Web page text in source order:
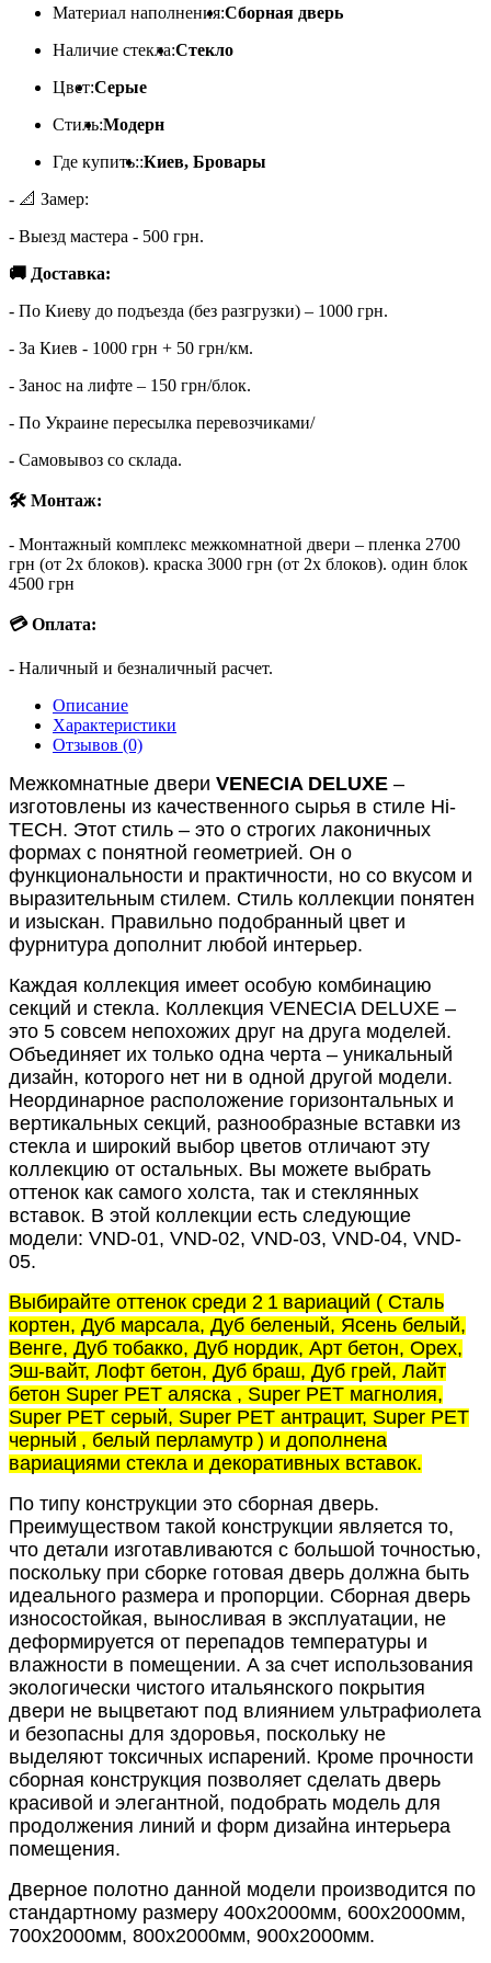
Материал наполнения:Сборная дверь
Наличие стекла:Стекло
Цвет:Серые
Стиль:Модерн
Где купить::Киев, Бровары
- 📐 Замер:
- Выезд мастера - 500 грн.
🚚 Доставка:
- По Киеву до подъезда (без разгрузки) – 1000 грн.
- За Киев - 1000 грн + 50 грн/км.
- Занос на лифте – 150 грн/блок.
- По Украине пересылка перевозчиками/
- Самовывоз со склада.
🛠 Монтаж:
- Монтажный комплекс межкомнатной двери – пленка 2700
грн (от 2х блоков). краска 3000 грн (от 2х блоков). один блок
4500 грн
💳 Оплата:
- Наличный и безналичный расчет.
Описание
Характеристики
Отзывов (0)
Межкомнатные двери VENECIA DELUXE –
изготовлены из качественного сырья в стиле Hi-
TECH. Этот стиль – это о строгих лаконичных
формах с понятной геометрией. Он о
функциональности и практичности, но со вкусом и
выразительным стилем. Стиль коллекции понятен
и изыскан. Правильно подобранный цвет и
фурнитура дополнит любой интерьер.
Каждая коллекция имеет особую комбинацию
секций и стекла. Коллекция VENECIA DELUXE –
это 5 совсем непохожих друг на друга моделей.
Объединяет их только одна черта – уникальный
дизайн, которого нет ни в одной другой модели.
Неординарное расположение горизонтальных и
вертикальных секций, разнообразные вставки из
стекла и широкий выбор цветов отличают эту
коллекцию от остальных. Вы можете выбрать
оттенок как самого холста, так и стеклянных
вставок. В этой коллекции есть следующие
модели: VND-01, VND-02, VND-03, VND-04, VND-
05.
Выбирайте оттенок среди 2 1 вариаций ( Сталь
кортен, Дуб марсала, Дуб беленый, Ясень белый,
Венге, Дуб тобакко, Дуб нордик, Арт бетон, Орех,
Эш-вайт, Лофт бетон, Дуб браш, Дуб грей, Лайт
бетон Super PET аляска , Super PET магнолия,
Super PET серый, Super PET антрацит, Super PET
черный , белый перламутр ) и дополнена
вариациями стекла и декоративных вставок.
По типу конструкции это сборная дверь.
Преимуществом такой конструкции является то,
что детали изготавливаются с большой точностью,
поскольку при сборке готовая дверь должна быть
идеального размера и пропорции. Сборная дверь
износостойкая, выносливая в эксплуатации, не
деформируется от перепадов температуры и
влажности в помещении. А за счет использования
экологически чистого итальянского покрытия
двери не выцветают под влиянием ультрафиолета
и безопасны для здоровья, поскольку не
выделяют токсичных испарений. Кроме прочности
сборная конструкция позволяет сделать дверь
красивой и элегантной, подобрать модель для
продолжения линий и форм дизайна интерьера
помещения.
Дверное полотно данной модели производится по
стандартному размеру 400x2000мм, 600x2000мм,
700x2000мм, 800x2000мм, 900x2000мм.